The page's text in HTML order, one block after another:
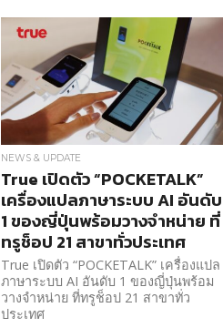
NEWS & UPDATE
True เปิดตัว “POCKETALK”
เครื่องแปลภาษาระบบ AI อันดับ
1 ของญี่ปุ่นพร้อมวางจำหน่าย ที่
ทรูช็อป 21 สาขาทั่วประเทศ
True เปิดตัว “POCKETALK” เครื่องแปล
ภาษาระบบ AI อันดับ 1 ของญี่ปุ่นพร้อม
วางจำหน่าย ที่ทรูช็อป 21 สาขาทั่ว
ประเทศ